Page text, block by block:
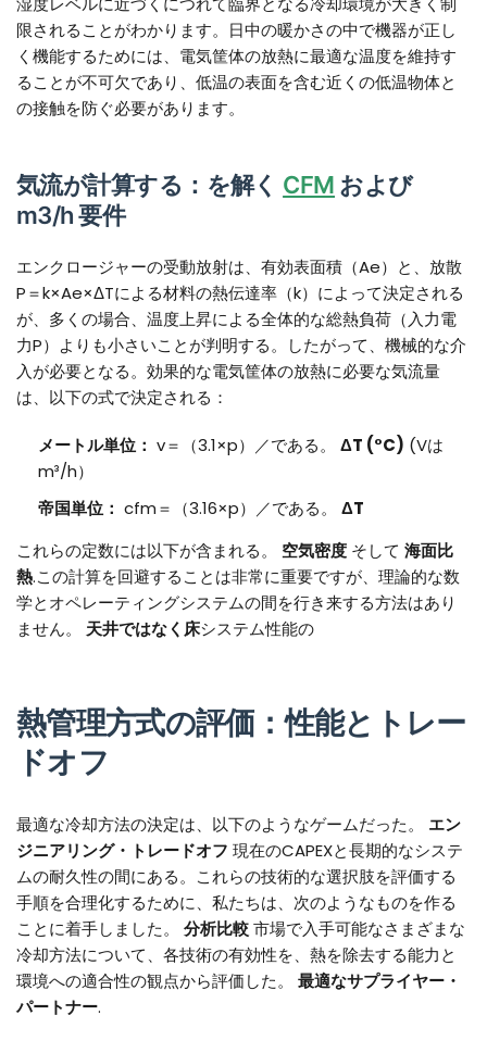
限されることがわかります。日中の暖かさの中で機器が正し
く機能するためには、電気筐体の放熱に最適な温度を維持す
ることが不可欠であり、低温の表面を含む近くの低温物体と
の接触を防ぐ必要があります。
気流が計算する：を解く CFM および
m3/h 要件
エンクロージャーの受動放射は、有効表面積（Ae）と、放散
P＝k×Ae×ΔTによる材料の熱伝達率（k）によって決定される
が、多くの場合、温度上昇による全体的な総熱負荷（入力電
力P）よりも小さいことが判明する。したがって、機械的な介
入が必要となる。効果的な電気筐体の放熱に必要な気流量
は、以下の式で決定される：
メートル単位： v＝（3.1×p）／である。 ΔT (°C) (Vは
m³/h）
帝国単位： cfm＝（3.16×p）／である。 ΔT
これらの定数には以下が含まれる。 空気密度 そして 海面比
熱.この計算を回避することは非常に重要ですが、理論的な数
学とオペレーティングシステムの間を行き来する方法はあり
ません。 天井ではなく床システム性能の
熱管理方式の評価：性能とトレー
ドオフ
最適な冷却方法の決定は、以下のようなゲームだった。 エン
ジニアリング・トレードオフ 現在のCAPEXと長期的なシステ
ムの耐久性の間にある。これらの技術的な選択肢を評価する
手順を合理化するために、私たちは、次のようなものを作る
ことに着手しました。 分析比較市場で入手可能なさまざまな
冷却方法について、各技術の有効性を、熱を除去する能力と
環境への適合性の観点から評価した。 最適なサプライヤー・
パートナー.